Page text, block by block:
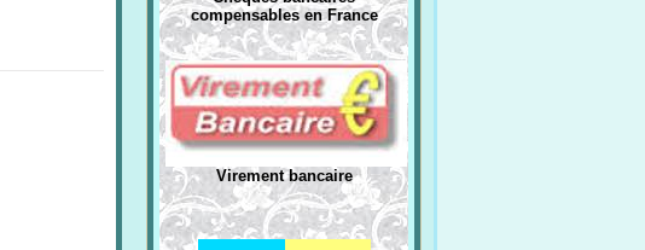
compensables en France
Virement bancaire